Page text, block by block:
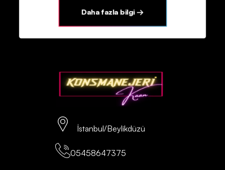
Daha fazla bilgi →
İstanbul/Beylikdüzü
05458647375